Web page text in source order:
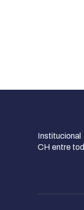
Institucional
CH entre